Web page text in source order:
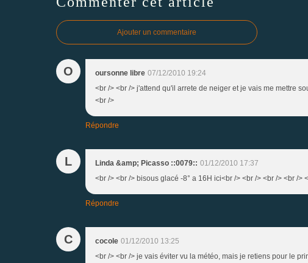
Ajouter un commentaire
O oursonne libre 07/12/2010 19:24
<br /> <br /> j'attend qu'il arrete de neiger et je vais me mettre
<br />
Répondre
L Linda &amp; Picasso ::0079:: 01/12/2010 17:37
<br /> <br /> bisous glacé -8° a 16H ici<br /> <br /> <br /> <br />
Répondre
C cocole 01/12/2010 13:25
<br /> <br /> je vais éviter vu la météo, mais je retiens pour le